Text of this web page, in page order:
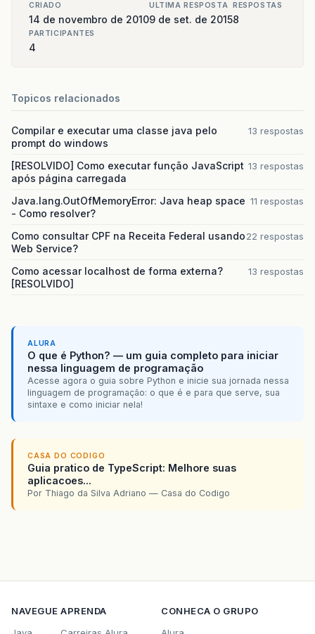
CRIADO
14 de novembro de 2010
ULTIMA RESPOSTA
9 de set. de 2015
RESPOSTAS
8
PARTICIPANTES
4
Topicos relacionados
Compilar e executar uma classe java pelo
prompt do windows
13 respostas
[RESOLVIDO] Como executar função JavaScript
após página carregada
13 respostas
Java.lang.OutOfMemoryError: Java heap space
- Como resolver?
11 respostas
Como consultar CPF na Receita Federal usando
Web Service?
22 respostas
Como acessar localhost de forma externa?
[RESOLVIDO]
13 respostas
ALURA
O que é Python? — um guia completo para iniciar
nessa linguagem de programação
Acesse agora o guia sobre Python e inicie sua jornada nessa
linguagem de programação: o que é e para que serve, sua
sintaxe e como iniciar nela!
CASA DO CODIGO
Guia pratico de TypeScript: Melhore suas
aplicacoes...
Por Thiago da Silva Adriano — Casa do Codigo
NAVEGUE APRENDA
CONHECA O GRUPO